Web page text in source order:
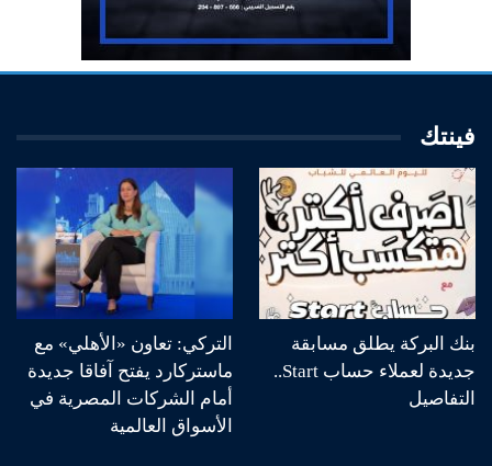
فينتك
بنك البركة يطلق مسابقة
جديدة لعملاء حساب Start..
التفاصيل
التركي: تعاون «الأهلي» مع
ماستركارد يفتح آفاقا جديدة
أمام الشركات المصرية في
الأسواق العالمية